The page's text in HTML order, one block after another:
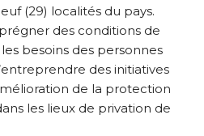
(29) localités du pays.
des conditions de
besoins des personnes
des initiatives
de la protection
les lieux de privation de